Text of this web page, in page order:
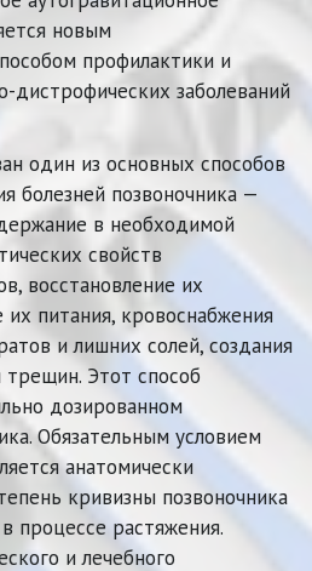
новым
профилактики и
дистрофических заболеваний
один из основных способов
болезней позвоночника —
в необходимой
свойств
восстановление их
их питания, кровоснабжения
и лишних солей, создания
трещин. Этот способ
дозированном
Обязательным условием
анатомически
кривизны позвоночника
процессе растяжения.
и лечебного